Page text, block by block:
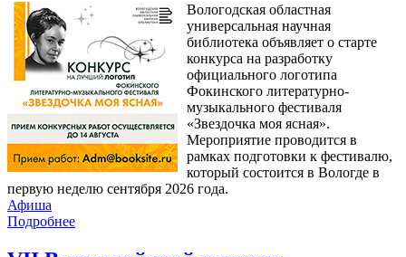
Вологодская областная
универсальная научная
библиотека объявляет о старте
конкурса на разработку
официального логотипа
Фокинского литературно-
музыкального фестиваля
«Звездочка моя ясная».
Мероприятие проводится в
рамках подготовки к фестивалю,
который состоится в Вологде в
первую неделю сентября 2026 года.
Афиша
Подробнее